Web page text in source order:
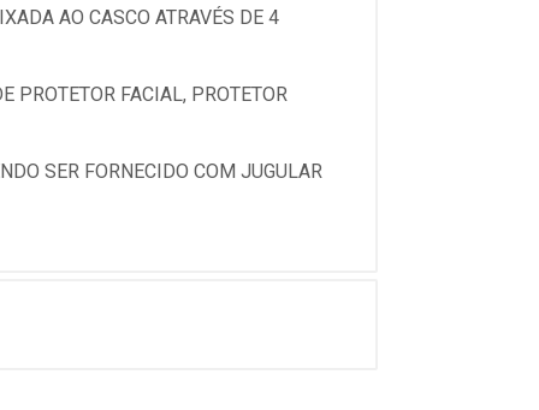
AO CASCO ATRAVÉS DE 4
PROTETOR FACIAL, PROTETOR
SER FORNECIDO COM JUGULAR